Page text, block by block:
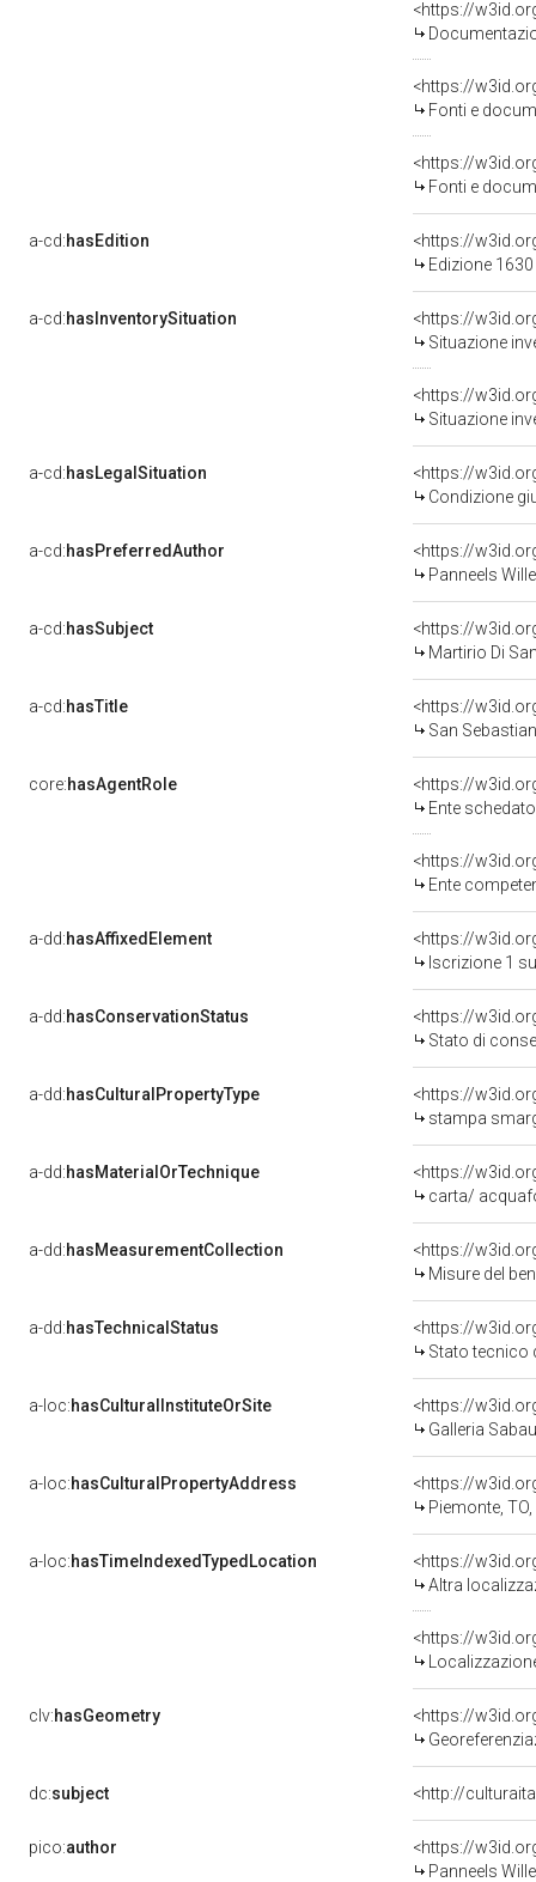
<https://
Fonti e
<https://
Fonti e
a-cd:hasEdition
<https://
Edizione
a-cd:hasInventorySituation
<https://
Situazione
<https://
Situazione
a-cd:hasLegalSituation
<https://
Condizione
a-cd:hasPreferredAuthor
<https://
Panneels
a-cd:hasSubject
<https://
Martirio Di
a-cd:hasTitle
<https://
San
core:hasAgentRole
<https://
Ente schedatore
<https://
Ente competente
a-dd:hasAffixedElement
<https://
Iscrizione 1
a-dd:hasConservationStatus
<https://
Stato di
a-dd:hasCulturalPropertyType
<https://
stampa
a-dd:hasMaterialOrTechnique
<https://
carta/
a-dd:hasMeasurementCollection
<https://
Misure del
a-dd:hasTechnicalStatus
<https://
Stato tecnico
a-loc:hasCulturalInstituteOrSite
<https://
Galleria
a-loc:hasCulturalPropertyAddress
<https://
Piemonte,
a-loc:hasTimeIndexedTypedLocation
<https://
Altra
<https://
clv:hasGeometry
<https://
dc:subject <http://
pico:author
<https://
Panneels